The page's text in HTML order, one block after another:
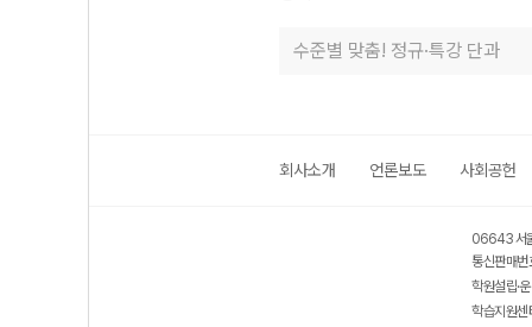
수준별 맞춤! 정규·특강 단과
회사소개 언론보도 사회공헌
06643 서
통신판매
학원설립·
학습지원